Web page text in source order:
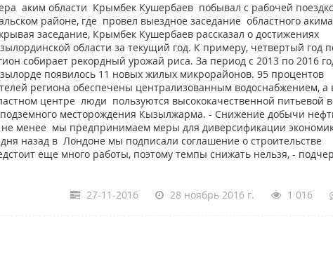
аким области Крымбек Кушербаев побывал с рабочей
районе, где провел выездное заседание областного
заседание, Крымбек Кушербаев рассказал о достижениях
области за текущий год. К примеру, четвертый год
собирает рекордный урожай риса. За период с 2013 по 2016
появилось 11 новых жилых микрорайонов. 95 процентов
региона обеспечены централизованным водоснабжением, а
центре люди пользуются высококачественной питьевой
месторождения Кызылжарма. - Снижение добычи
не менее мы предпринимаем меры для диверсификации
назад в Лондоне мы подписали соглашение о строительстве
еще много работы, поэтому темпы снижать нельзя, -
27-11-2016 28 ноябрь 2016 г. 1 016